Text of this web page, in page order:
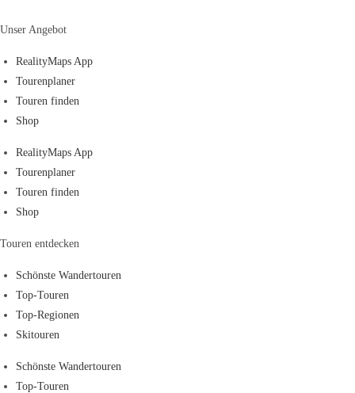
Unser Angebot
RealityMaps App
Tourenplaner
Touren finden
Shop
RealityMaps App
Tourenplaner
Touren finden
Shop
Touren entdecken
Schönste Wandertouren
Top-Touren
Top-Regionen
Skitouren
Schönste Wandertouren
Top-Touren